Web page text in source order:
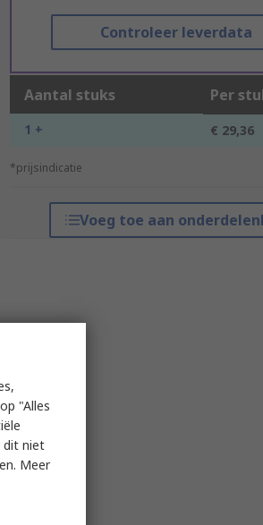
Controleer leverdata
Aantal stuks Per
1 + € 29,36
*prijsindicatie
Voeg toe aan
"Alles
dit niet
Meer